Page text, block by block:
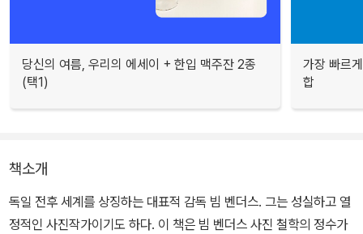
당신의 여름, 우리의 에세이 + 한입 맥주잔 2종
(택1)
가장 빠르
합
책소개
독일 전후 세계를 상징하는 대표적 감독 빔 벤더스. 그는 성실하고 열
정적인 사진작가이기도 하다. 이 책은 빔 벤더스 사진 철학의 정수가